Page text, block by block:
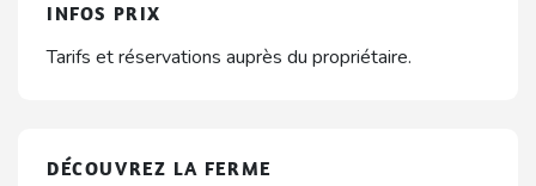
INFOS PRIX
Tarifs et réservations auprès du propriétaire.
DÉCOUVREZ LA FERME